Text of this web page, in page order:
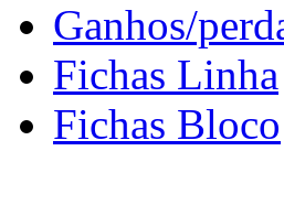
Ganhos/
Fichas Linha
Fichas Bloco